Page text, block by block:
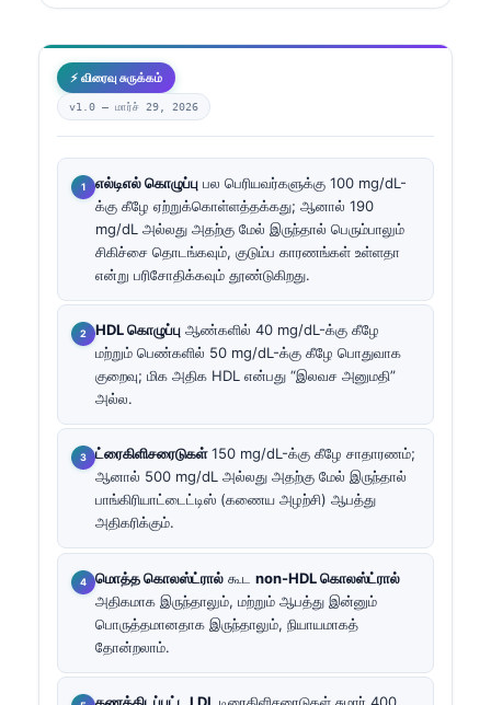
⚡ விரைவு சுருக்கம்
v1.0 — மார்ச் 29, 2026
எல்டிஎல் கொழுப்பு பல பெரியவர்களுக்கு 100 mg/dL-
க்கு கீழே ஏற்றுக்கொள்ளத்தக்கது; ஆனால் 190
mg/dL அல்லது அதற்கு மேல் இருந்தால் பெரும்பாலும்
சிகிச்சை தொடங்கவும், குடும்ப காரணங்கள் உள்ளதா
என்று பரிசோதிக்கவும் தூண்டுகிறது.
HDL கொழுப்பு ஆண்களில் 40 mg/dL-க்கு கீழே
மற்றும் பெண்களில் 50 mg/dL-க்கு கீழே பொதுவாக
குறைவு; மிக அதிக HDL என்பது “இலவச அனுமதி”
அல்ல.
ட்ரைகிளிசரைடுகள்150 mg/dL-க்கு கீழே சாதாரணம்;
ஆனால் 500 mg/dL அல்லது அதற்கு மேல் இருந்தால்
பாங்கிரியாட்டைட்டிஸ் (கணைய அழற்சி) ஆபத்து
அதிகரிக்கும்.
மொத்த கொலஸ்ட்ரால் கூட non-HDL கொலஸ்ட்ரால்
அதிகமாக இருந்தாலும், மற்றும் ஆபத்து இன்னும்
பொருத்தமானதாக இருந்தாலும், நியாயமாகத்
தோன்றலாம்.